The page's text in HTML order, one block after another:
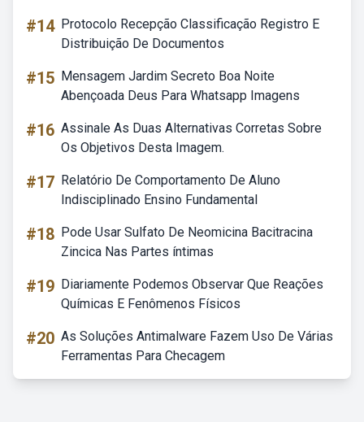
#14 Protocolo Recepção Classificação Registro E
Distribuição De Documentos
#15 Mensagem Jardim Secreto Boa Noite
Abençoada Deus Para Whatsapp Imagens
#16 Assinale As Duas Alternativas Corretas Sobre
Os Objetivos Desta Imagem.
#17 Relatório De Comportamento De Aluno
Indisciplinado Ensino Fundamental
#18 Pode Usar Sulfato De Neomicina Bacitracina
Zincica Nas Partes íntimas
#19 Diariamente Podemos Observar Que Reações
Químicas E Fenômenos Físicos
#20 As Soluções Antimalware Fazem Uso De Várias
Ferramentas Para Checagem